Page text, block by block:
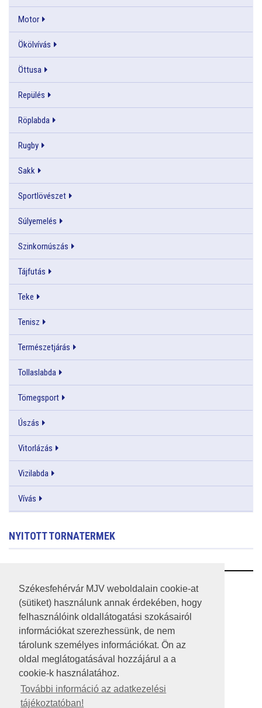
Székesfehérvár MJV weboldalain cookie-at
(sütiket) használunk annak érdekében, hogy
felhasználóink oldallátogatási szokásairól
információkat szerezhessünk, de nem
tárolunk személyes információkat. Ön az
oldal meglátogatásával hozzájárul a a
cookie-k használatához.
További információ az adatkezelési
tájékoztatóban!
Motor
Ökölvívás
Öttusa
Repülés
Röplabda
Rugby
Sakk
Sportlövészet
Súlyemelés
Szinkornúszás
Tájfutás
Teke
Tenisz
Természetjárás
Tollaslabda
Tömegsport
Úszás
Vitorlázás
Vizilabda
Vívás
NYITOTT TORNATERMEK
RSS
A HONLAP 2017.03.31-I ÁLLAPOTA
JOGI NYILATKOZAT
IMPRESSZUM
KÖZÉRDEKŰ ADATOK